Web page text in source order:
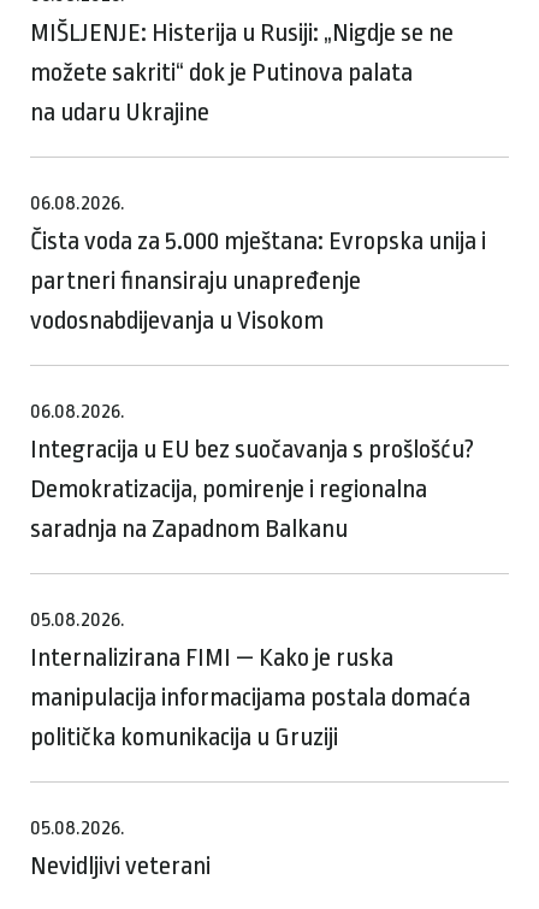
MIŠLJENJE: Histerija u Rusiji: „Nigdje se ne
možete sakriti“ dok je Putinova palata
na udaru Ukrajine
06.08.2026.
Čista voda za 5.000 mještana: Evropska unija i
partneri finansiraju unapređenje
vodosnabdijevanja u Visokom
06.08.2026.
Integracija u EU bez suočavanja s prošlošću?
Demokratizacija, pomirenje i regionalna
saradnja na Zapadnom Balkanu
05.08.2026.
Internalizirana FIMI — Kako je ruska
manipulacija informacijama postala domaća
politička komunikacija u Gruziji
05.08.2026.
Nevidljivi veterani